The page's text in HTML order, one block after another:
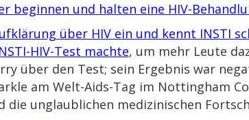
beginnen und halten eine HIV-
über HIV ein und kennt INSTI
HIV-Test machte, um mehr Leute
über den Test; sein Ergebnis war
am Welt-Aids-Tag im Nottingham
die unglaublichen medizinischen